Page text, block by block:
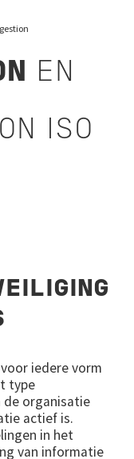
EN
ISO
iedere vorm
type
organisatie
actief is.
in het
van informatie